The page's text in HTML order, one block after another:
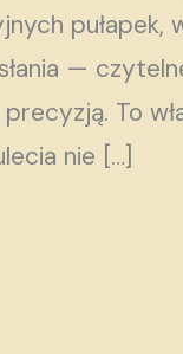
—
To
nie […]